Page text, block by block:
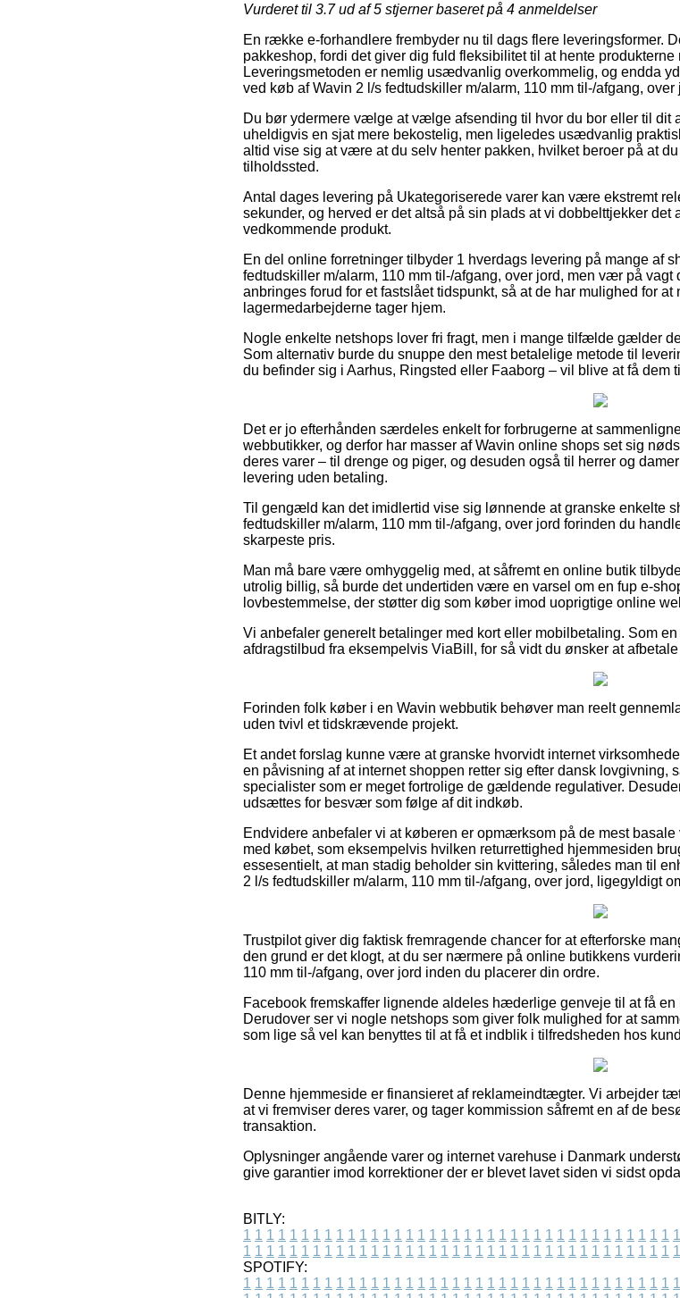
Vurderet til 3.7ud af 5 stjerner baseret på 4 anmeldelser
En række e-forhandlere frembyder nu til dags flere leveringsformer.
pakkeshop, fordi det giver dig fuld fleksibilitet til at hente produkterne
Leveringsmetoden er nemlig usædvanlig overkommelig, og endda
ved køb af Wavin 2 l/s fedtudskiller m/alarm, 110 mm til-/afgang, over
Du bør ydermere vælge at vælge afsending til hvor du bor eller til dit
uheldigvis en sjat mere bekostelig, men ligeledes usædvanlig
altid vise sig at være at du selv henter pakken, hvilket beroer på at
tilholdssted.
Antal dages levering på Ukategoriserede varer kan være ekstremt
sekunder, og herved er det altså på sin plads at vi dobbelttjekker
vedkommende produkt.
En del online forretninger tilbyder 1 hverdags levering på mange af
fedtudskiller m/alarm, 110 mm til-/afgang, over jord, men vær på
anbringes forud for et fastslået tidspunkt, så at de har mulighed for
lagermedarbejderne tager hjem.
Nogle enkelte netshops lover fri fragt, men i mange tilfælde gælder
Som alternativ burde du snuppe den mest betalelige metode til
du befinder sig i Aarhus, Ringsted eller Faaborg – vil blive at få dem
Det er jo efterhånden særdeles enkelt for forbrugerne at
webbutikker, og derfor har masser af Wavin online shops set sig
deres varer – til drenge og piger, og desuden også til herrer og
levering uden betaling.
Til gengæld kan det imidlertid vise sig lønnende at granske enkelte
fedtudskiller m/alarm, 110 mm til-/afgang, over jord forinden du
skarpeste pris.
Man må bare være omhyggelig med, at såfremt en online butik
utrolig billig, så burde det undertiden være en varsel om en fup e-
lovbestemmelse, der støtter dig som køber imod uoprigtige online
Vi anbefaler generelt betalinger med kort eller mobilbetaling. Som
afdragstilbud fra eksempelvis ViaBill, for så vidt du ønsker at
Forinden folk køber i en Wavin webbutik behøver man reelt
uden tvivl et tidskrævende projekt.
Et andet forslag kunne være at granske hvorvidt internet
en påvisning af at internet shoppen retter sig efter dansk lovgivning,
specialister som er meget fortrolige de gældende regulativer.
udsættes for besvær som følge af dit indkøb.
Endvidere anbefaler vi at køberen er opmærksom på de mest
med købet, som eksempelvis hvilken returrettighed hjemmesiden
essesentielt, at man stadig beholder sin kvittering, således man til
2 l/s fedtudskiller m/alarm, 110 mm til-/afgang, over jord, ligegyldigt
Trustpilot giver dig faktisk fremragende chancer for at efterforske
den grund er det klogt, at du ser nærmere på online butikkens
110 mm til-/afgang, over jord inden du placerer din ordre.
Facebook fremskaffer lignende aldeles hæderlige genveje til at få
Derudover ser vi nogle netshops som giver folk mulighed for at
som lige så vel kan benyttes til at få et indblik i tilfredsheden hos
Denne hjemmeside er finansieret af reklameindtægter. Vi arbejder
at vi fremviser deres varer, og tager kommission såfremt en af de
transaktion.
Oplysninger angående varer og internet varehuse i Danmark
give garantier imod korrektioner der er blevet lavet siden vi sidst
BITLY:
1 1 1 1 1 1 1 1 1 1 1 1 1 1 1 1 1 1 1 1 1 1 1 1 1 1 1 1 1 1 1 1 1 1 1 1 1 1
1 1 1 1 1 1 1 1 1 1 1 1 1 1 1 1 1 1 1 1 1 1 1 1 1 1 1 1 1 1 1 1 1 1 1 1 1 1
SPOTIFY:
1 1 1 1 1 1 1 1 1 1 1 1 1 1 1 1 1 1 1 1 1 1 1 1 1 1 1 1 1 1 1 1 1 1 1 1 1 1